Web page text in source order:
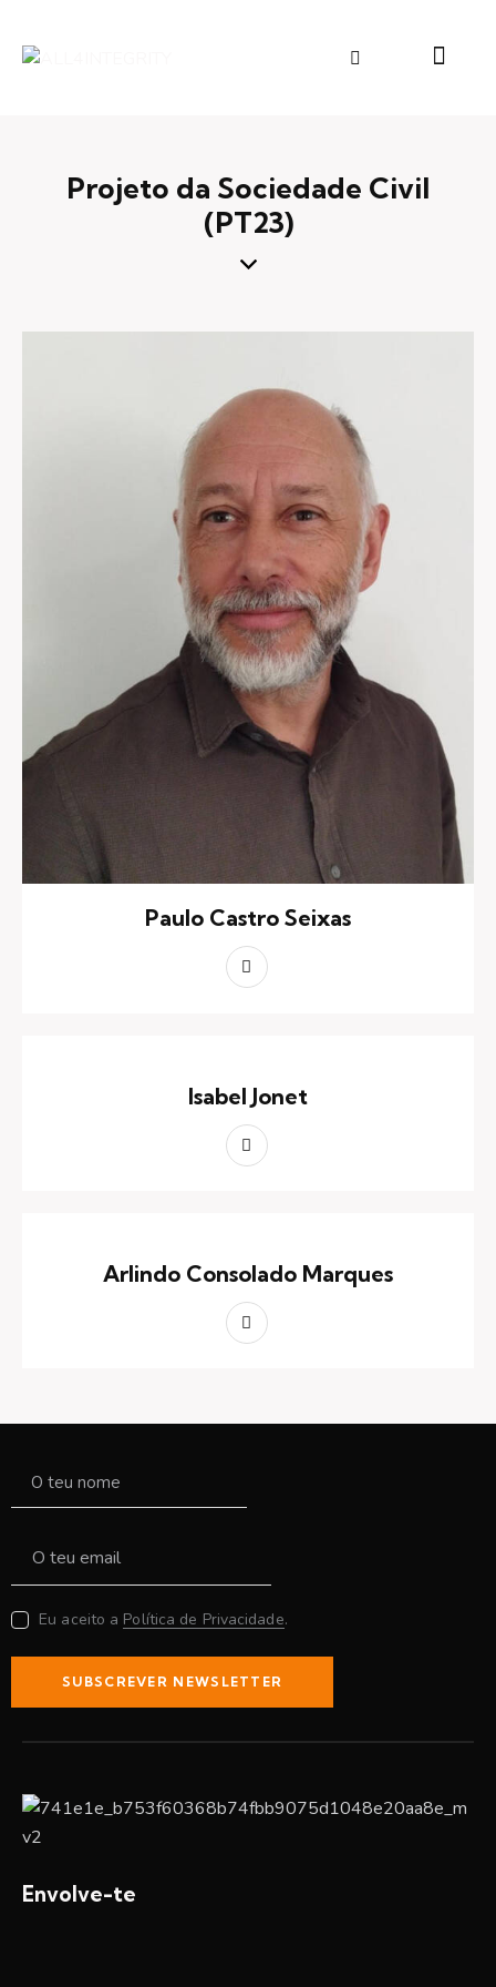
Projeto da Sociedade Civil​
(PT23)
Paulo Castro Seixas
Isabel Jonet
Arlindo Consolado Marques
Eu aceito a Política de Privacidade.
SUBSCREVER NEWSLETTER
Envolve-te